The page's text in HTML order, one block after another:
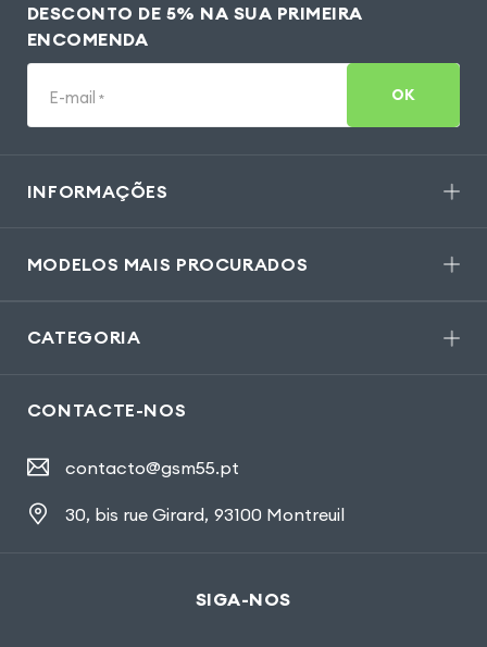
DESCONTO DE 5% NA SUA PRIMEIRA
ENCOMENDA
E-mail * OK
INFORMAÇÕES
MODELOS MAIS PROCURADOS
CATEGORIA
CONTACTE-NOS
contacto@gsm55.pt
30, bis rue Girard, 93100 Montreuil
SIGA-NOS